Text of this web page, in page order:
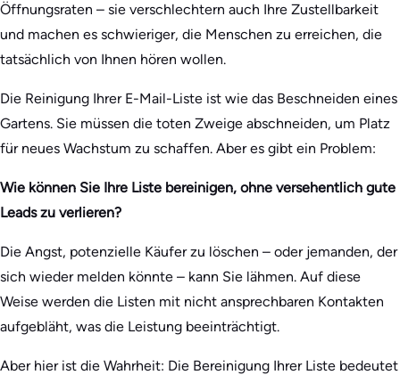
Öffnungsraten – sie verschlechtern auch Ihre Zustellbarkeit
und machen es schwieriger, die Menschen zu erreichen, die
tatsächlich von Ihnen hören wollen.
Die Reinigung Ihrer E-Mail-Liste ist wie das Beschneiden eines
Gartens. Sie müssen die toten Zweige abschneiden, um Platz
für neues Wachstum zu schaffen. Aber es gibt ein Problem:
Wie können Sie Ihre Liste bereinigen, ohne versehentlich gute
Leads zu verlieren?
Die Angst, potenzielle Käufer zu löschen – oder jemanden, der
sich wieder melden könnte – kann Sie lähmen. Auf diese
Weise werden die Listen mit nicht ansprechbaren Kontakten
aufgebläht, was die Leistung beeinträchtigt.
Aber hier ist die Wahrheit: Die Bereinigung Ihrer Liste bedeutet